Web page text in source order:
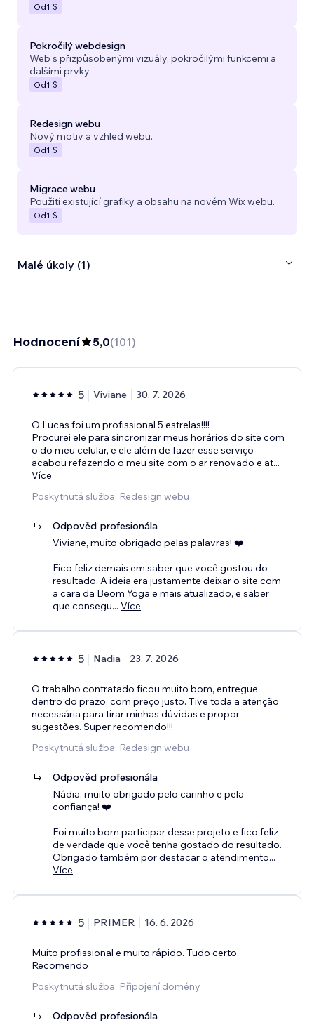
Od1 $
Pokročilý webdesign
Web s přizpůsobenými vizuály, pokročilými funkcemi a
dalšími prvky.
Od1 $
Redesign webu
Nový motiv a vzhled webu.
Od1 $
Migrace webu
Použití existující grafiky a obsahu na novém Wix webu.
Od1 $
Malé úkoly (1)
Hodnocení 5,0(101)
5 Viviane 30. 7. 2026
O Lucas foi um profissional 5 estrelas!!!!
Procurei ele para sincronizar meus horários do site com
o do meu celular, e ele além de fazer esse serviço
acabou refazendo o meu site com o ar renovado e at...
Více
Poskytnutá služba: Redesign webu
Odpověď profesionála
Viviane, muito obrigado pelas palavras! ❤️
Fico feliz demais em saber que você gostou do
resultado. A ideia era justamente deixar o site com
a cara da Beom Yoga e mais atualizado, e saber
que consegu... Více
5 Nadia 23. 7. 2026
O trabalho contratado ficou muito bom, entregue
dentro do prazo, com preço justo. Tive toda a atenção
necessária para tirar minhas dúvidas e propor
sugestões. Super recomendo!!!
Poskytnutá služba: Redesign webu
Odpověď profesionála
Nádia, muito obrigado pelo carinho e pela
confiança! ❤️
Foi muito bom participar desse projeto e fico feliz
de verdade que você tenha gostado do resultado.
Obrigado também por destacar o atendimento...
Více
5 PRIMER 16. 6. 2026
Muito profissional e muito rápido. Tudo certo.
Recomendo
Poskytnutá služba: Připojení domény
Odpověď profesionála